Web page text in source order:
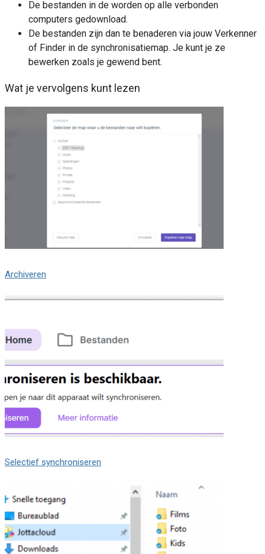
De bestanden in de worden op alle verbonden
computers gedownload.
De bestanden zijn dan te benaderen via jouw Verkenner
of Finder in de synchronisatiemap. Je kunt je ze
bewerken zoals je gewend bent.
Wat je vervolgens kunt lezen
Archiveren
Selectief synchroniseren